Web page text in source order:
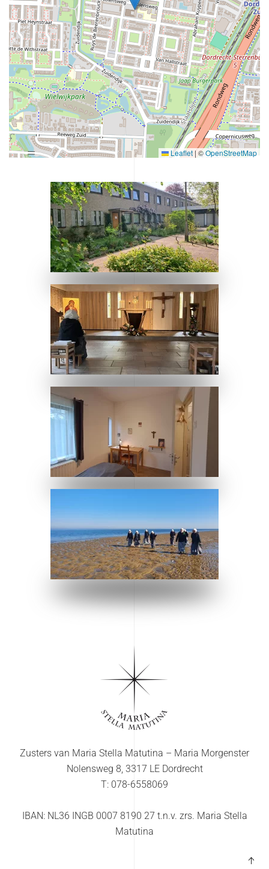
Leaflet | ©OpenStreetMap
Zusters van Maria Stella Matutina – Maria Morgenster
Nolensweg 8, 3317 LE Dordrecht
T: 078-6558069
IBAN: NL36 INGB 0007 8190 27 t.n.v. zrs. Maria Stella
Matutina